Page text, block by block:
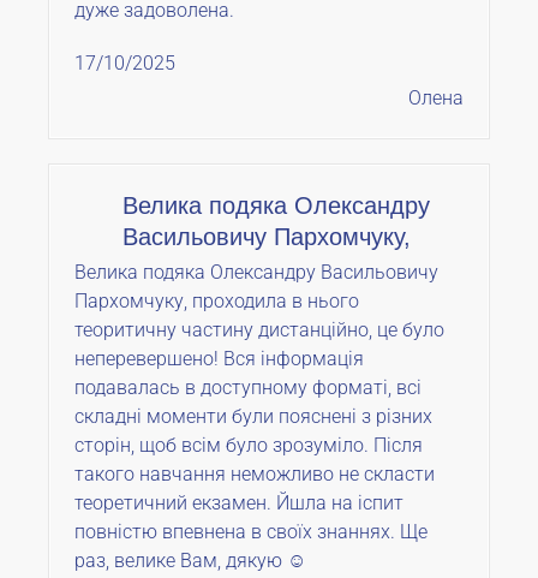
дуже задоволена.
17/10/2025
Олена
Велика подяка Олександру
Васильовичу Пархомчуку,
Велика подяка Олександру Васильовичу
Пархомчуку, проходила в нього
теоритичну частину дистанційно, це було
неперевершено! Вся інформація
подавалась в доступному форматі, всі
складні моменти були пояснені з різних
сторін, щоб всім було зрозуміло. Після
такого навчання неможливо не скласти
теоретичний екзамен. Йшла на іспит
повністю впевнена в своїх знаннях. Ще
раз, велике Вам, дякую ☺️